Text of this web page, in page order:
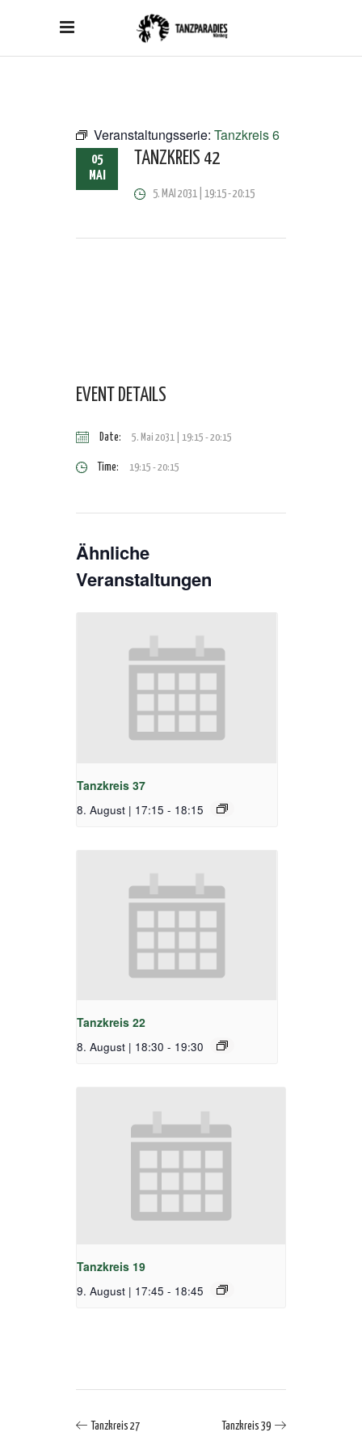
Veranstaltungsserie: Tanzkreis 6
05
MAI
TANZKREIS 42
5. MAI 2031 | 19:15-20:15
EVENT DETAILS
Date: 5. Mai 2031 | 19:15 -20:15
Time: 19:15 - 20:15
Ähnliche
Veranstaltungen
Tanzkreis 37
8. August | 17:15 - 18:15
Tanzkreis 22
8. August | 18:30 - 19:30
Tanzkreis 19
9. August | 17:45 - 18:45
Tanzkreis 27 Tanzkreis 39